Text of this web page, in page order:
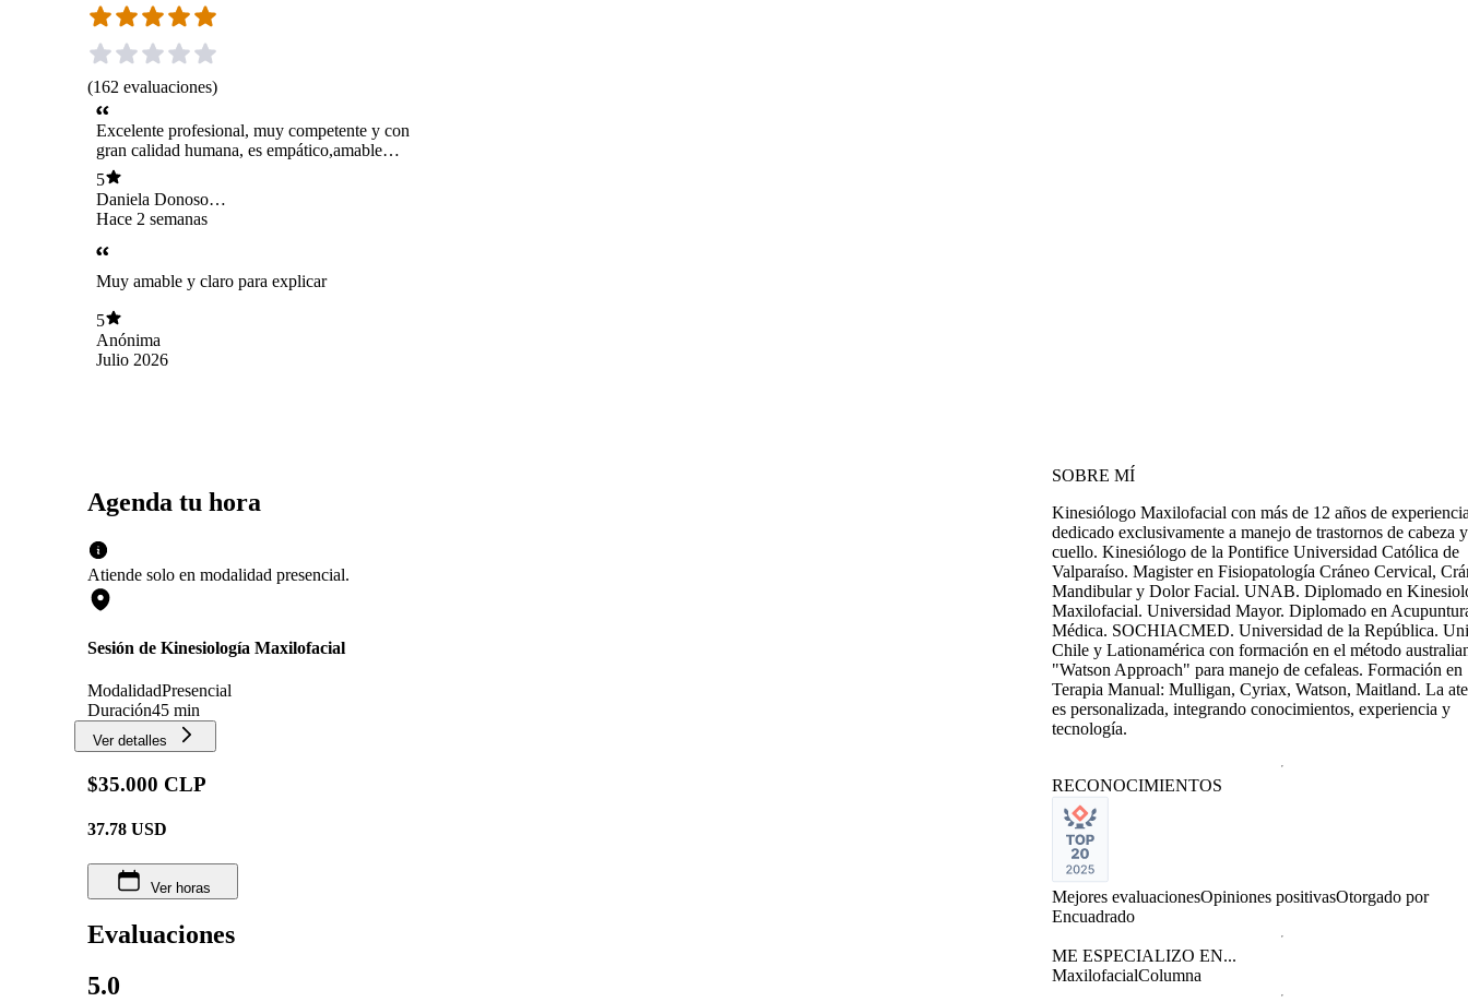
(162 evaluaciones)
Excelente profesional, muy competente y con
gran calidad humana, es empático,amable
,paciente y cercano.
5
Daniela Donoso
Vivanco
Hace 2 semanas
Muy amable y claro para explicar
5
Anónima
Julio 2026
Agenda tu hora
Atiende solo en modalidad presencial.
Sesión de Kinesiología Maxilofacial
ModalidadPresencial
Duración45 min
Ver detalles
$35.000 CLP
37.78 USD
Ver horas
Evaluaciones
5.0
SOBRE MÍ
Kinesiólogo Maxilofacial con más de 12 años de
dedicado exclusivamente a manejo de trastornos de cabeza y
cuello. Kinesiólogo de la Pontifice Universidad Católica de
Valparaíso. Magister en Fisiopatología Cráneo Cervical,
Mandibular y Dolor Facial. UNAB. Diplomado en
Maxilofacial. Universidad Mayor. Diplomado en
Médica. SOCHIACMED. Universidad de la República.
Chile y Lationamérica con formación en el método
"Watson Approach" para manejo de cefaleas. Formación en
Terapia Manual: Mulligan, Cyriax, Watson, Maitland. La
es personalizada, integrando conocimientos, experiencia y
tecnología.
RECONOCIMIENTOS
Mejores evaluacionesOpiniones positivasOtorgado por
Encuadrado
ME ESPECIALIZO EN...
MaxilofacialColumna